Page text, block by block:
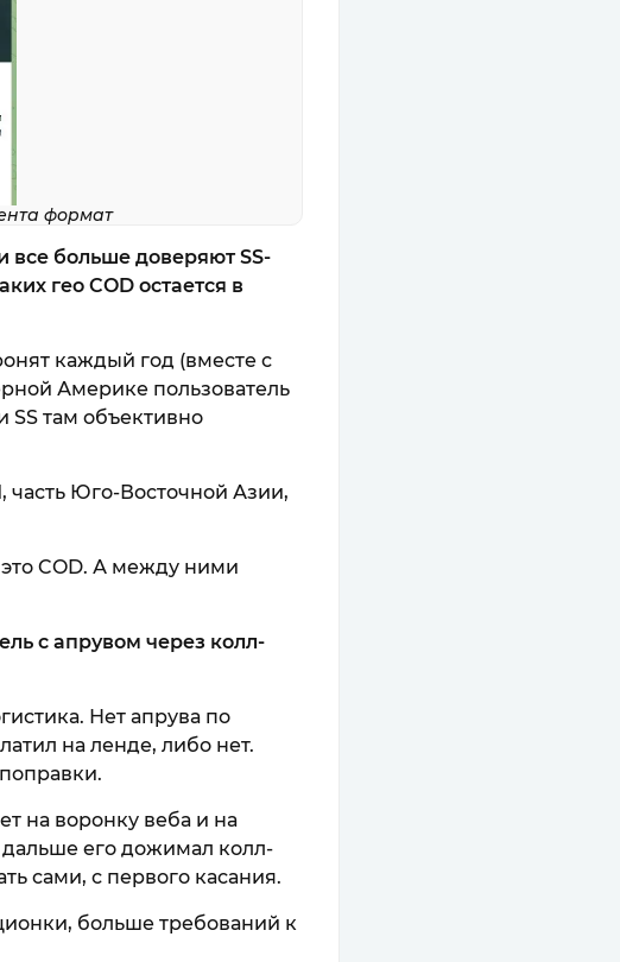
формат
все больше доверяют SS-
гео COD остается в
каждый год (вместе с
Америке пользователь
SS там объективно
часть Юго-Восточной Азии,
COD. А между ними
с апрувом через колл-
Нет апрува по
на ленде, либо нет.
на воронку веба и на
его дожимал колл-
сами, с первого касания.
больше требований к